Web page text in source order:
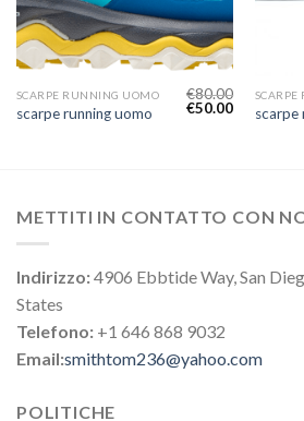
SCARPE RUNNING UOMO
scarpe running uomo
€80.00
€50.00 scarpe
METTITI IN CONTATTO CON
Indirizzo:4906 Ebbtide Way, San
States
Telefono: +1 646 868 9032
Email:smithtom236@yahoo.com
POLITICHE